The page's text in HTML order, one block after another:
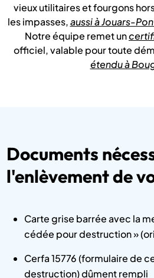
vieux utilitaires et fourgons
les impasses,aussi à Jouars-
Notre équipe remet un
officiel, valable pour toute
étendu à
Documents
l'enlèvement de
Carte grise barrée avec la
cédée pour destruction »
Cerfa 15776 (formulaire de
destruction) dûment rempli